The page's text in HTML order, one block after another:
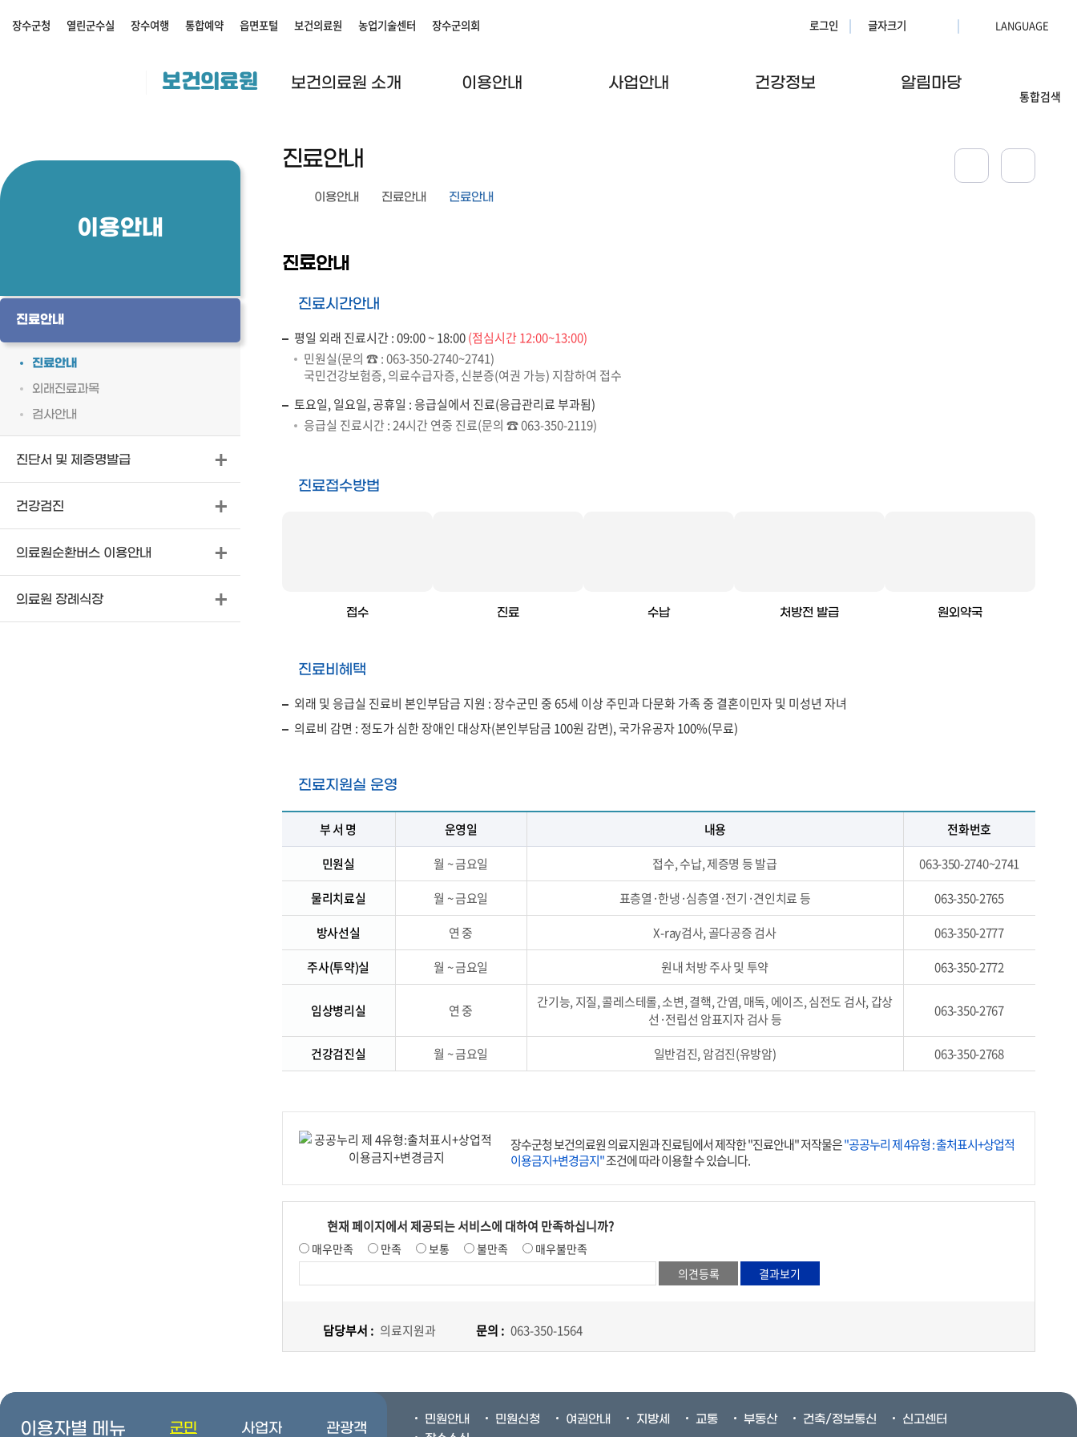
장수군청 열린군수실 장수여행 통합예약 읍면포털 보건의료원 농업기술센터 장수군의회 로그인 글자크기
보건의료원 보건의료원 소개 이용안내 사업안내 건강정보 알림마당
통합검색
이용안내
진료안내
진료안내
외래진료과목
검사안내
진단서 및 제증명발급
건강검진
의료원순환버스 이용안내
의료원 장례식장
진료안내
이용안내 진료안내 진료안내
진료안내
진료시간안내
평일 외래 진료시간 : 09:00 ~ 18:00(점심시간 12:00~13:00)
민원실(문의 ☎ : 063-350-2740~2741)
국민건강보험증, 의료수급자증, 신분증(여권 가능) 지참하여 접수
토요일, 일요일, 공휴일 : 응급실에서 진료(응급관리료 부과됨)
응급실 진료시간 : 24시간 연중 진료(문의 ☎ 063-350-2119)
진료접수방법
접수 진료 수납 처방전 발급 원외약국
진료비혜택
외래 및 응급실 진료비 본인부담금 지원 : 장수군민 중 65세 이상 주민과 다문화 가족 중 결혼이민자 및 미성년 자녀
의료비 감면 : 정도가 심한 장애인 대상자(본인부담금 100원 감면), 국가유공자 100%(무료)
진료지원실 운영
부 서 명 운영일 내용
전화번호
민원실
월 ~ 금요일 접수, 수납, 제증명 등 발급
063-350-2740~2741
물리치료실
월 ~ 금요일 표층열·한냉·심층열·전기·견인치료 등
063-350-2765
방사선실
연 중 X-ray검사, 골다공증 검사
063-350-2777
주사(투약)실
월 ~ 금요일 원내 처방 주사 및 투약 063-350-2772
임상병리실 연 중
간기능, 지질, 콜레스테롤, 소변, 결핵, 간염, 매독, 에이즈, 심전도 검사, 갑상
선·전립선 암표지자 검사 등
063-350-2767
건강검진실 월 ~ 금요일 일반검진, 암검진(유방암) 063-350-2768
장수군청 보건의료원 의료지원과 진료팀에서 제작한 "진료안내" 저작물은"공공누리 제 4유형 : 출처표시+상업적
이용금지+변경금지"조건에 따라 이용할 수 있습니다.
현재 페이지에서 제공되는 서비스에 대하여 만족하십니까?
매우만족 만족 보통 불만족 매우불만족
담당부서 : 의료지원과 문의 : 063-350-1564
이용자별 메뉴 군민 사업자 관광객
민원안내 민원신청 여권안내 지방세 교통 부동산 건축/정보통신
신고센터